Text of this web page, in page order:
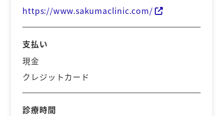
https://www.sakumaclinic.com/
支払い
現金
クレジットカード
診療時間